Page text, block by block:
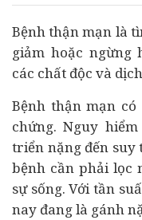
Bệnh thận mạn là
giảm hoặc ngừng
các chất độc và
Bệnh thận mạn
chứng. Nguy
triển nặng đến suy
bệnh cần phải lọc
sự sống. Với tần
nay đang là gánh